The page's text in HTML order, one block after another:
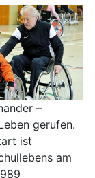
–
gerufen.
ist
am